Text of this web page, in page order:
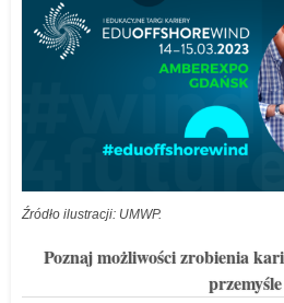
Źródło ilustracji: UMWP.
Poznaj możliwości zrobienia
przemyśle